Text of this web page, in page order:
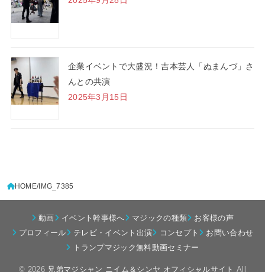
企業イベントで大盛況！吉本芸人「ぬまんづ」さ
んとの共演
2025年3月15日
HOME IMG_7385
動画 イベント幹事様へ マジックの種類
お客様の声
プロフィール
テレビ・イベント出演 コンセプト
お問い合わせ
トランプマジック無料動画セミナー
© 2026 兄弟マジシャン ニイム＆シンヤ オフィシャルサイト All